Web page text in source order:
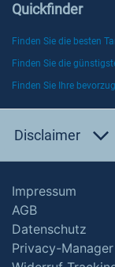
Quickfinder
Finden Sie die besten
Finden Sie die
Finden Sie Ihre
Disclaimer
Impressum
AGB
Datenschutz
Privacy-Manager